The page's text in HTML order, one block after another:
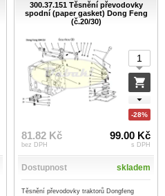
300.37.151 Těsnění převodovky
spodní (paper gasket) Dong Feng
(č.20/30)
-28%
81.82 Kč
bez DPH
99.00 Kč
s DPH
Dostupnost skladem
Těsnění převodovky traktorů Dongfeng